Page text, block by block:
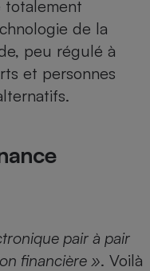
totalement
de la
peu régulé à
et personnes
pair à pair
financière ». Voilà
Lave-linge
Plaque de cuisson à
Smartphone
Radiateur électrique
Climatiseur -
Ventilateur